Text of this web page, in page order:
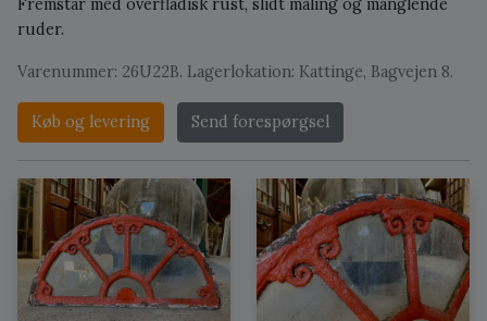
Fremstår med overfladisk rust, slidt maling og manglende
ruder.
Varenummer: 26U22B. Lagerlokation: Kattinge, Bagvejen 8.
Køb og levering Send forespørgsel